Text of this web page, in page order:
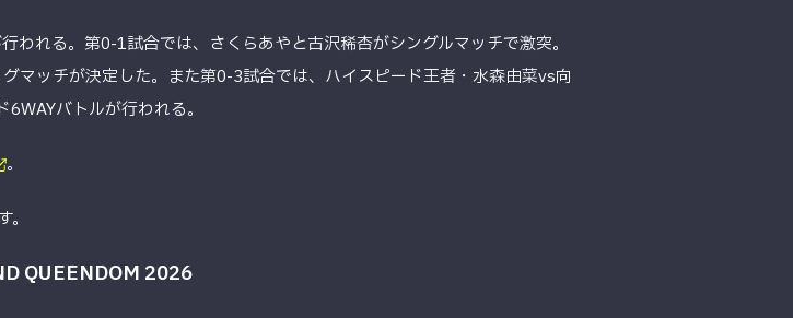
れる。第0-1試合では、さくらあやと古沢稀杏がシングルマッチで激突。
マッチが決定した。また第0-3試合では、ハイスピード王者・水森由菜vs向
バトルが行われる。
。
QUEENDOM 2026